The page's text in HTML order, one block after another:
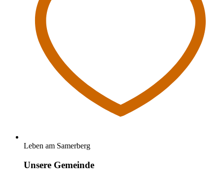
Leben am Samerberg
Unsere Gemeinde